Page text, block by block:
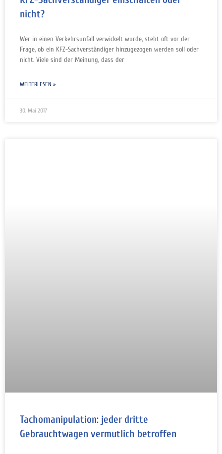
nicht?
Wer in einen Verkehrsunfall verwickelt wurde, steht oft vor der
Frage, ob ein KFZ-Sachverständiger hinzugezogen werden soll oder
nicht. Viele sind der Meinung, dass der
WEITERLESEN »
30. Mai 2017
Tachomanipulation: jeder dritte
Gebrauchtwagen vermutlich betroffen